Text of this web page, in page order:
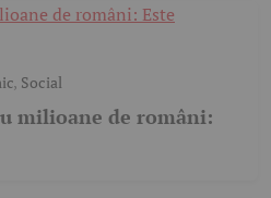
, Social
milioane de români: